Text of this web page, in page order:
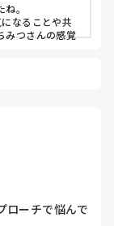
ず、紙は提出
を知らされて
声をかけたら
ても
いと思いまし
いので私が進
がし始めると
ゃと
同じ行動をしよ
えていてもやは
。
なることや共
みつさんの感覚
してどの役割
ともあるかと
場面を見せて
ローチで悩んで